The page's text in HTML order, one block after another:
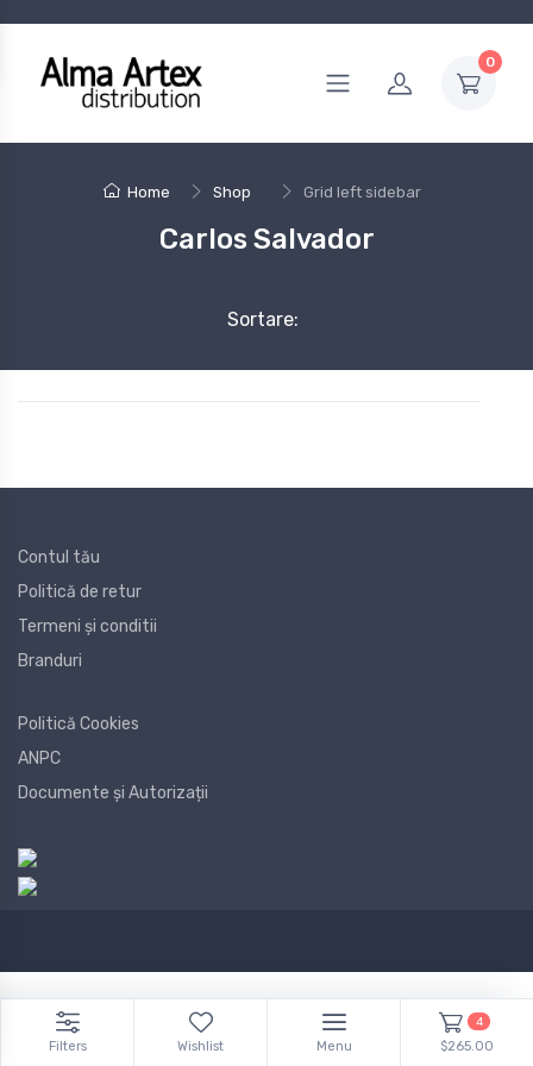
0
Home Shop Grid left sidebar
Carlos Salvador
Sortare:
Contul tău
Politică de retur
Termeni și conditii
Branduri
Politică Cookies
ANPC
Documente și Autorizații
Filters Wishlist Menu
4
$265.00